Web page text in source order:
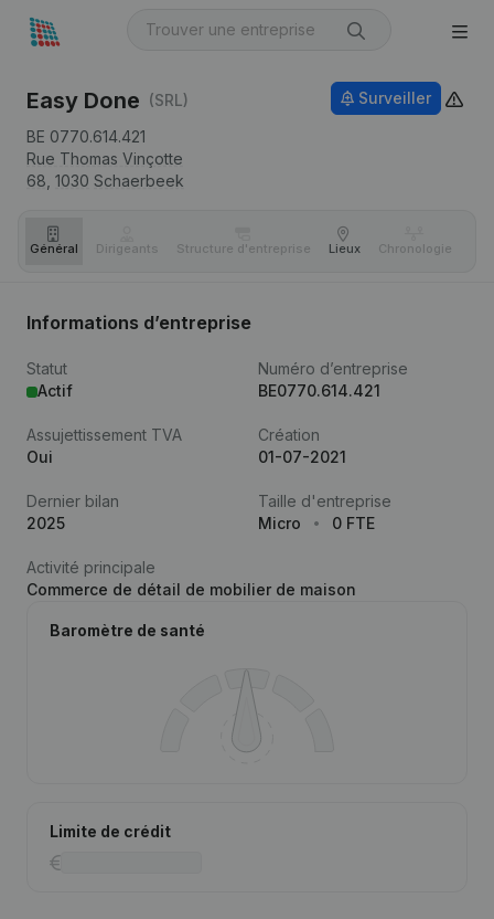
Easy Done (SRL)
BE 0770.614.421
Rue Thomas Vinçotte
68, 1030 Schaerbeek
Surveiller
Général Dirigeants Structure d'entreprise Lieux Chronologie
Informations d’entreprise
Statut
Actif
Numéro d’entreprise
BE0770.614.421
Assujettissement TVA
Oui
Création
01-07-2021
Dernier bilan
2025
Taille d'entreprise
Micro
0 FTE
Activité principale
Commerce de détail de mobilier de maison
Baromètre de santé
Limite de crédit